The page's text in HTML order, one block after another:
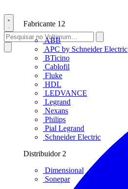
Fabricante 12
ABB
APC by Schneider Electric
BTicino
Cablofil
Fluke
HDL
LEDVANCE
Legrand
Nexans
Philips
Pial Legrand
Schneider Electric
Distribuidor 2
Dimensional
Sonepar